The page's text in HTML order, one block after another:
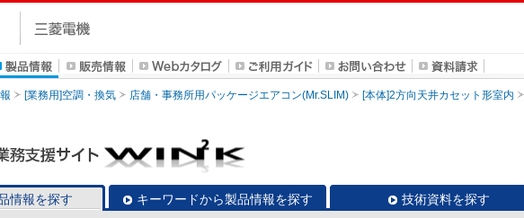
[業務用]空調・換気 店舗・事務所用パッケージエアコン(Mr.SLIM) [本体]2方向天井カセット形室内
情報を探す キーワードから製品情報を探す 技術資料を探す